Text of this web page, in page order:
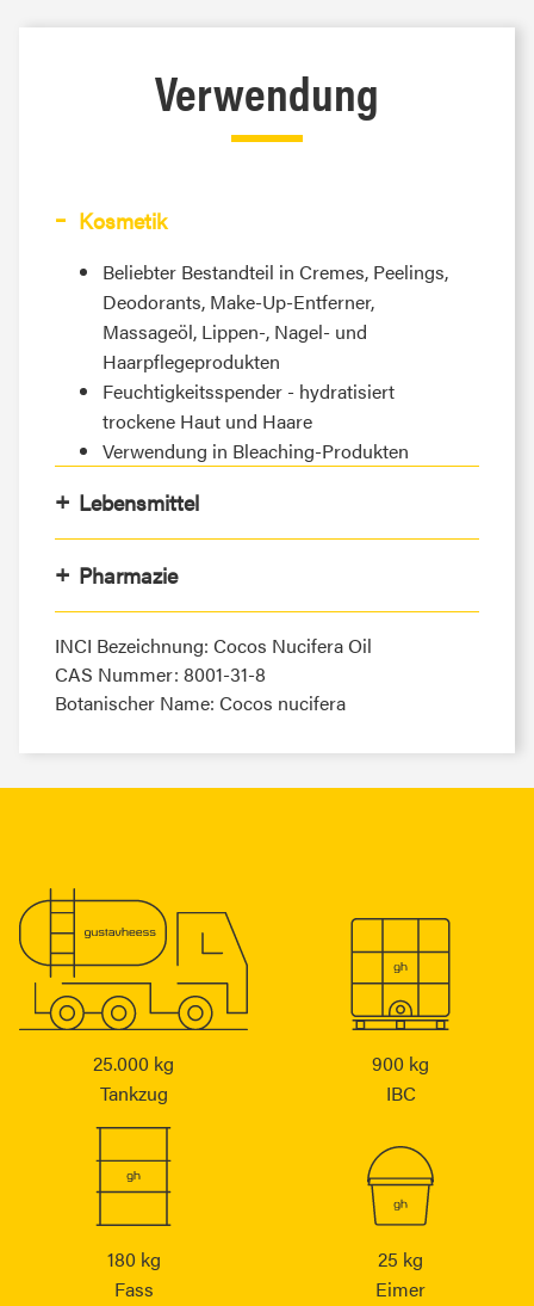
Verwendung
Kosmetik
Beliebter Bestandteil in Cremes, Peelings,
Deodorants, Make-Up-Entferner,
Massageöl, Lippen-, Nagel- und
Haarpflegeprodukten
Feuchtigkeitsspender - hydratisiert
trockene Haut und Haare
Verwendung in Bleaching-Produkten
Lebensmittel
Pharmazie
INCI Bezeichnung: Cocos Nucifera Oil
CAS Nummer: 8001-31-8
Botanischer Name: Cocos nucifera
25.000 kg
Tankzug
900 kg
IBC
180 kg
Fass
25 kg
Eimer